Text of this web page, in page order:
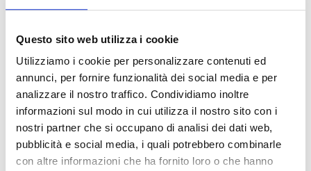
Questo sito web utilizza i cookie
Utilizziamo i cookie per personalizzare contenuti ed
annunci, per fornire funzionalità dei social media e per
analizzare il nostro traffico. Condividiamo inoltre
informazioni sul modo in cui utilizza il nostro sito con i
nostri partner che si occupano di analisi dei dati web,
pubblicità e social media, i quali potrebbero combinarle
con altre informazioni che ha fornito loro o che hanno
Obiettivi di Sviluppo Sostenibile: